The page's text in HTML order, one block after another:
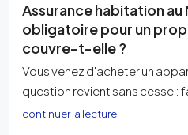
Assurance habitation
obligatoire pour un
couvre-t-elle ?
Vous venez d'acheter un
question revient sans cesse :
continuer la lecture